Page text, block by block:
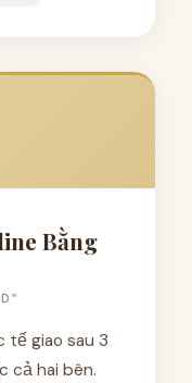
Bằng
tế giao sau 3
cả hai bên.